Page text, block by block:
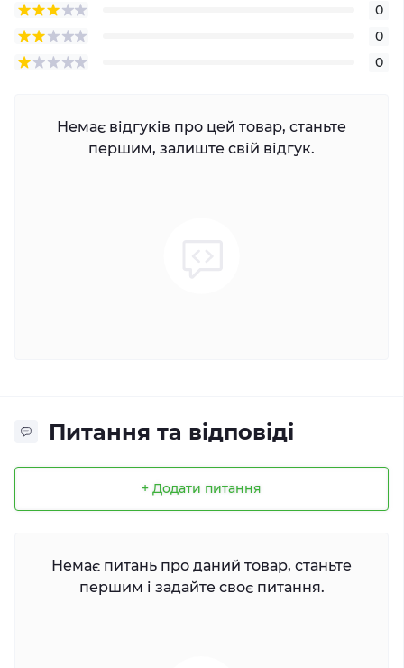
0
0
0
Немає відгуків про цей товар, станьте
першим, залиште свій відгук.
Питання та відповіді
+ Додати питання
Немає питань про даний товар, станьте
першим і задайте своє питання.